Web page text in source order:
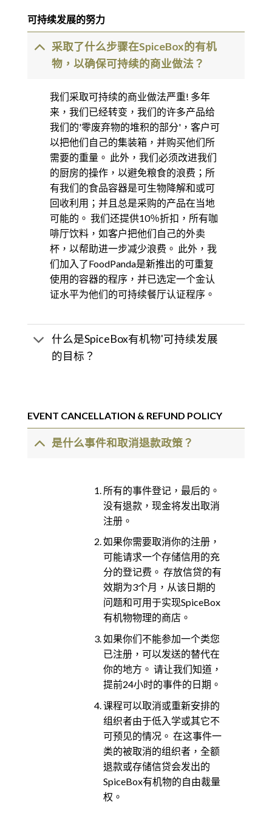
可持续发展的努力
采取了什么步骤在SpiceBox的有机
物，以确保可持续的商业做法？
我们采取可持续的商业做法严重! 多年
来，我们已经转变，我们的许多产品给
我们的'零废弃物的堆积的部分'，客户可
以把他们自己的集装箱，并购买他们所
需要的重量。 此外，我们必须改进我们
的厨房的操作，以避免粮食的浪费；所
有我们的食品容器是可生物降解和或可
回收利用；并且总是采购的产品在当地
可能的。 我们还提供10％折扣，所有咖
啡厅饮料，如客户把他们自己的外卖
杯，以帮助进一步减少浪费。 此外，我
们加入了FoodPanda是新推出的可重复
使用的容器的程序，并已选定一个金认
证水平为他们的可持续餐厅认证程序。
什么是SpiceBox有机物'可持续发展
的目标？
EVENT CANCELLATION & REFUND POLICY
是什么事件和取消退款政策？
所有的事件登记，最后的。
没有退款，现金将发出取消
注册。
如果你需要取消你的注册，
可能请求一个存储信用的充
分的登记费。 存放信贷的有
效期为3个月，从该日期的
问题和可用于实现SpiceBox
有机物物理的商店。
如果你们不能参加一个类您
已注册，可以发送的替代在
你的地方。 请让我们知道，
提前24小时的事件的日期。
课程可以取消或重新安排的
组织者由于低入学或其它不
可预见的情况。 在这事件一
类的被取消的组织者，全额
退款或存储信贷会发出的
SpiceBox有机物的自由裁量
权。